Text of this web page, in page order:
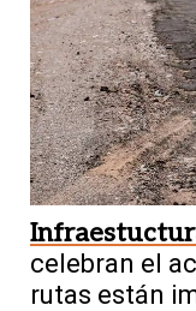
celebran el
rutas están